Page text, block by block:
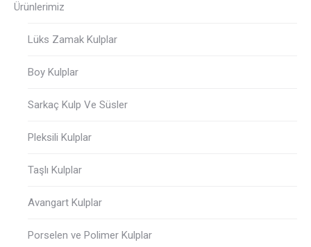
Ürünlerimiz
Lüks Zamak Kulplar
Boy Kulplar
Sarkaç Kulp Ve Süsler
Pleksili Kulplar
Taşlı Kulplar
Avangart Kulplar
Porselen ve Polimer Kulplar